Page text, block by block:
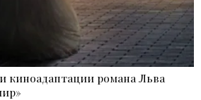
киноадаптации романа Льва